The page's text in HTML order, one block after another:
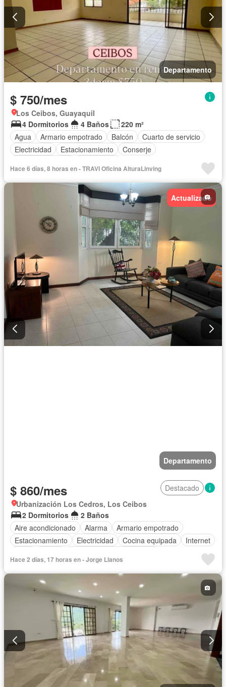
Departamento
$ 750/mes
Los Ceibos, Guayaquil
4 Dormitorios
4 Baños
220 m²
Agua
Armario empotrado Balcón
Cuarto de servicio
Electricidad
Estacionamiento
Conserje
Hace 6 días, 8 horas en - TRAVI Oficina AlturaLinving
Actualizado
Departamento
$ 860/mes
Destacado
Urbanización Los Cedros, Los Ceibos
2 Dormitorios
2 Baños
Aire acondicionado
Alarma
Armario empotrado
Estacionamiento
Electricidad Cocina equipada
Internet
Hace 2 días, 17 horas en - Jorge Llanos